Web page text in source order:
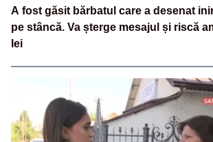
A fost găsit bărbatul care a desenat
pe stâncă. Va șterge mesajul și riscă
lei